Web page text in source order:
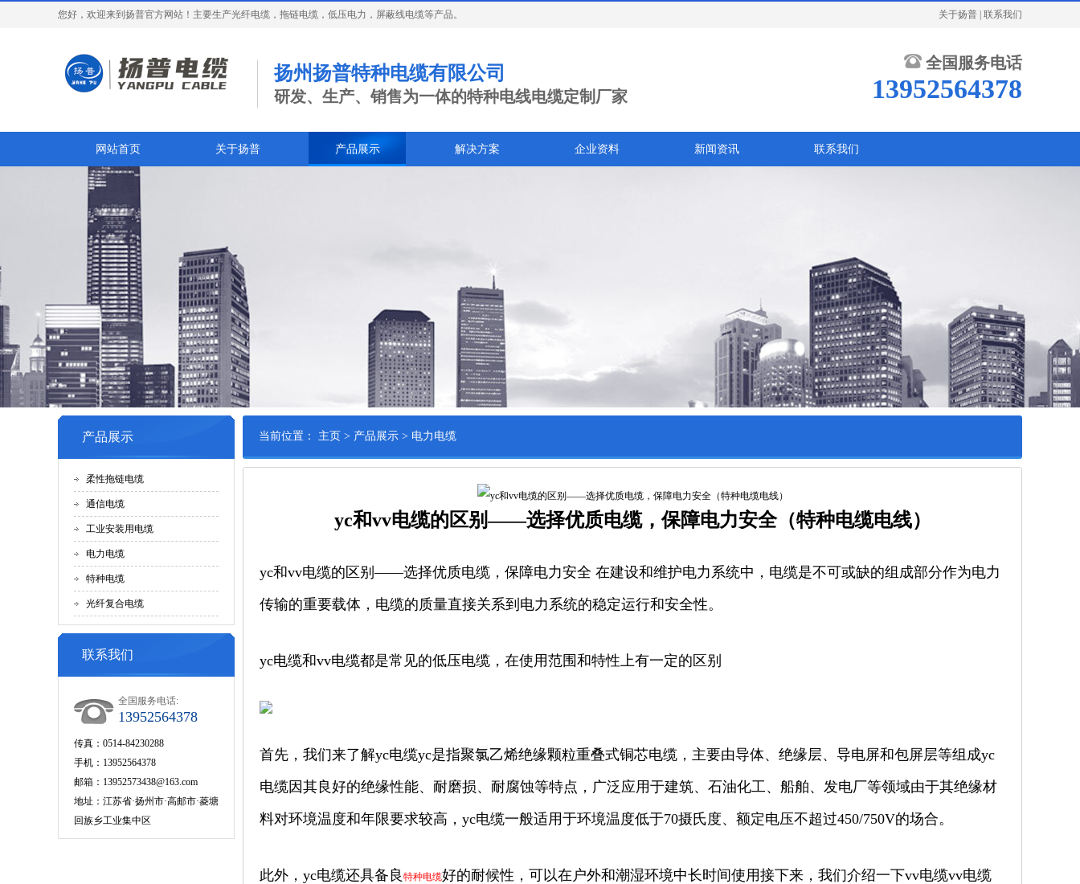
您好，欢迎来到扬普官方网站！主要生产光纤电缆，拖链电缆，低压电力，屏蔽线电缆等产品。 关于扬普 联系我们
扬州扬普特种电缆有限公司
研发、生产、销售为一体的特种电线电缆定制厂家
全国服务电话
13952564378
网站首页 关于扬普 产品展示 解决方案 企业资料 新闻资讯 联系我们
产品展示
柔性拖链电缆
通信电缆
工业安装用电缆
电力电缆
特种电缆
光纤复合电缆
联系我们
全国服务电话:
13952564378
传真：0514-84230288
手机：13952564378
邮箱：13952573438@163.com
地址：江苏省·扬州市·高邮市·菱塘
回族乡工业集中区
当前位置： 主页 > 产品展示 > 电力电缆
yc和vv电缆的区别——选择优质电缆，保障电力安全（特种电缆电线）
yc和vv电缆的区别——选择优质电缆，保障电力安全 在建设和维护电力系统中，电缆是不可或缺的组成部分作为电力
传输的重要载体，电缆的质量直接关系到电力系统的稳定运行和安全性。
yc电缆和vv电缆都是常见的低压电缆，在使用范围和特性上有一定的区别
首先，我们来了解yc电缆yc是指聚氯乙烯绝缘颗粒重叠式铜芯电缆，主要由导体、绝缘层、导电屏和包屏层等组成yc
电缆因其良好的绝缘性能、耐磨损、耐腐蚀等特点，广泛应用于建筑、石油化工、船舶、发电厂等领域由于其绝缘材
料对环境温度和年限要求较高，yc电缆一般适用于环境温度低于70摄氏度、额定电压不超过450/750V的场合。
此外，yc电缆还具备良 特种电缆好的耐候性，可以在户外和潮湿环境中长时间使用接下来，我们介绍一下vv电缆vv电缆